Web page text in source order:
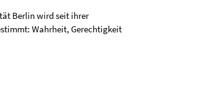
Berlin wird seit ihrer
Wahrheit, Gerechtigkeit